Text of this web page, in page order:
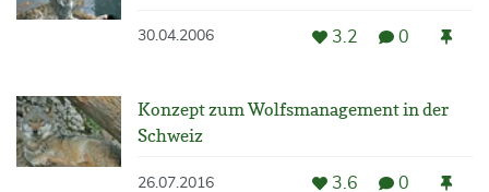
30.04.2006 3.2 0
Konzept zum Wolfsmanagement in der
Schweiz
26.07.2016 3.6 0